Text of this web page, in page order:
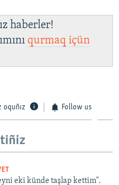
haberler!
qurmaq içün
oquñız Follow us
eki künde taşlap kettim".